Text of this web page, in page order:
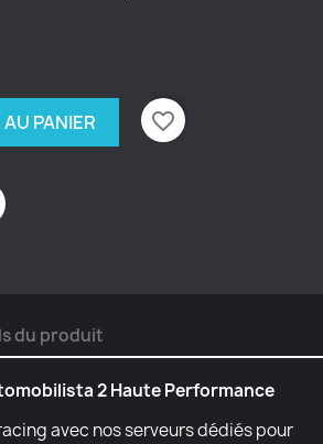
PANIER favorite_border
du produit
2 Haute Performance
avec nos serveurs dédiés pour